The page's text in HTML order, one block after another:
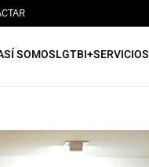
SOMOSLGTBI+SERVICIOS